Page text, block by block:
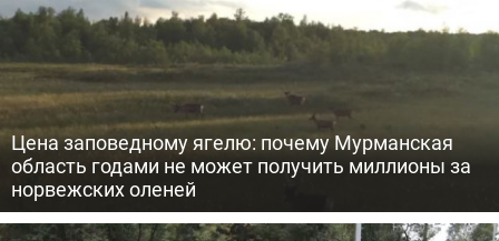
Цена заповедному ягелю: почему Мурманская
область годами не может получить миллионы за
норвежских оленей